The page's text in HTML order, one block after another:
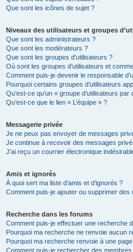
Que sont les icônes de sujet ?
Niveaux des utilisateurs et groupes
Que sont les administrateurs ?
Que sont les modérateurs ?
Que sont les groupes d’utilisateurs ?
Où sont les groupes d’utilisateurs et
Comment puis-je devenir le responsable
Pourquoi certains groupes d’utilisateurs
Qu’est-ce qu’un « groupe d’utilisateurs par
Qu’est-ce que le lien « L’équipe » ?
Messagerie privée
Je ne peux pas envoyer de messages
Je continue à recevoir des messages
J’ai reçu un courrier électronique
Amis et ignorés
À quoi sert ma liste d’amis et d’ignorés ?
Comment puis-je ajouter ou supprimer des
Recherche dans les forums
Comment puis-je effectuer une recherche
Pourquoi ma recherche ne renvoie aucun
Pourquoi ma recherche renvoie à une
Comment puis-je rechercher des membres